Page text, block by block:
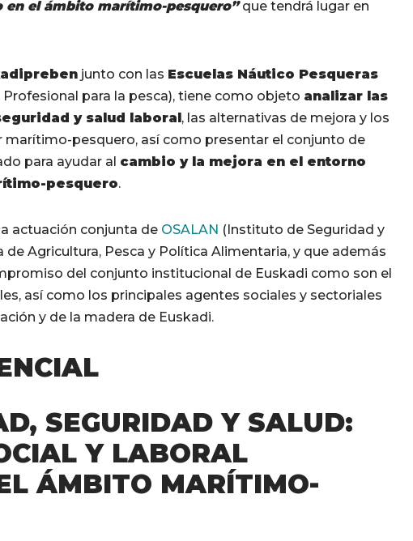
el ámbito marítimo-pesquero”que tendrá lugar en
junto con las Escuelas Náutico Pesqueras
para la pesca), tiene como objeto analizar las
y salud laboral , las alternativas de mejora y los
pesquero, así como presentar el conjunto de
para ayudar al cambio y la mejora en el entorno
pesquero.
actuación conjunta de OSALAN (Instituto de Seguridad y
de Agricultura, Pesca y Política Alimentaria, y que además
del conjunto institucional de Euskadi como son el
así como los principales agentes sociales y sectoriales
y de la madera de Euskadi.
SEGURIDAD Y SALUD:
Y LABORAL
ÁMBITO MARÍTIMO-